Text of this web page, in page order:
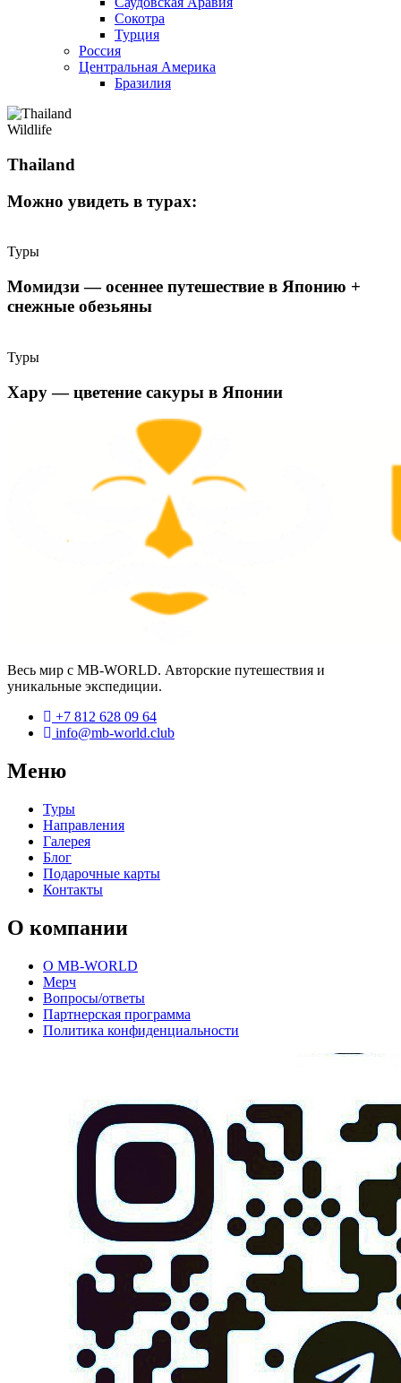
Сокотра
Турция
Россия
Центральная Америка
Бразилия
Wildlife
Thailand
Можно увидеть в турах:
Туры
Момидзи — осеннее путешествие в Японию +
снежные обезьяны
Туры
Хару — цветение сакуры в Японии
Весь мир с MB-WORLD. Авторские путешествия и
уникальные экспедиции.
+7 812 628 09 64
info@mb-world.club
Меню
Туры
Направления
Галерея
Блог
Подарочные карты
Контакты
О компании
О MB-WORLD
Мерч
Вопросы/ответы
Партнерская программа
Политика конфиденциальности